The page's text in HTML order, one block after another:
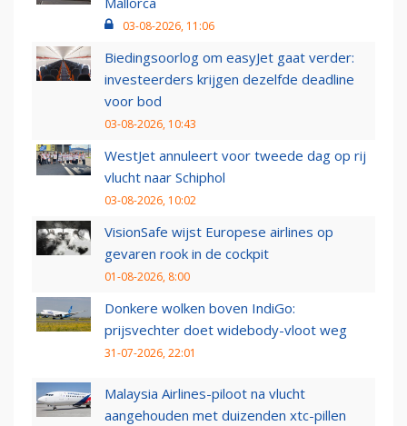
03-08-2026, 11:06
Biedingsoorlog om easyJet gaat verder:
investeerders krijgen dezelfde deadline
voor bod
03-08-2026, 10:43
WestJet annuleert voor tweede dag op rij
vlucht naar Schiphol
03-08-2026, 10:02
VisionSafe wijst Europese airlines op
gevaren rook in de cockpit
01-08-2026, 8:00
Donkere wolken boven IndiGo:
prijsvechter doet widebody-vloot weg
31-07-2026, 22:01
Malaysia Airlines-piloot na vlucht
aangehouden met duizenden xtc-pillen